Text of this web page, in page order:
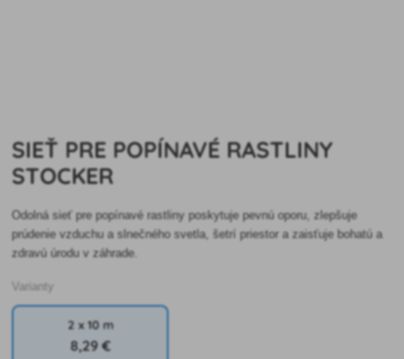
SIEŤ PRE POPÍNAVÉ RASTLINY
STOCKER
Odolná sieť pre popínavé rastliny poskytuje pevnú oporu, zlepšuje
prúdenie vzduchu a slnečného svetla, šetrí priestor a zaisťuje bohatú a
zdravú úrodu v záhrade.
Varianty
2 x 10 m
8,29 €